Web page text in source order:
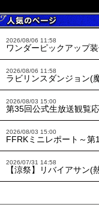
2026/08/06 11:58
ワンダーピックアップ
2026/08/06 11:58
ラビリンスダンジョン(
2026/08/03 15:00
第35回公式生放送観覧
2026/08/03 15:00
FFRKミニレポート～第
2026/07/31 14:58
【涼祭】リバイアサン(